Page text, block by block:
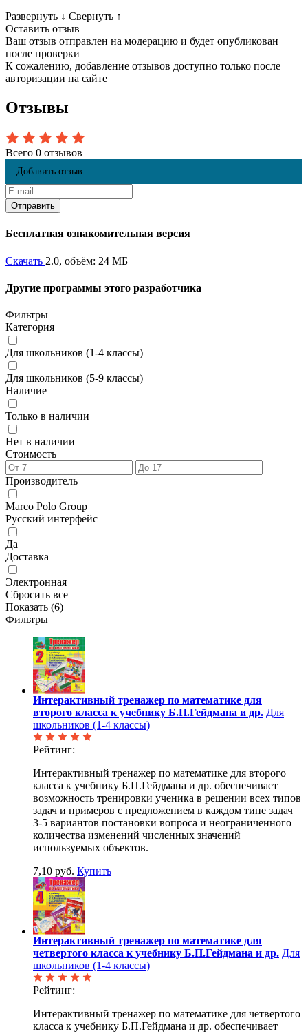
Развернуть ↓ Свернуть ↑
Оставить отзыв
Ваш отзыв отправлен на модерацию и будет опубликован
после проверки
К сожалению, добавление отзывов доступно только после
авторизации на сайте
Отзывы
Всего 0 отзывов
Добавить отзыв
Бесплатная ознакомительная версия
Скачать 2.0, объём: 24 МБ
Другие программы этого разработчика
Фильтры
Категория
Для школьников (1-4 классы)
Для школьников (5-9 классы)
Наличие
Только в наличии
Нет в наличии
Стоимость
Производитель
Marco Polo Group
Русский интерфейс
Да
Доставка
Электронная
Сбросить все
Показать (6)
Фильтры
Интерактивный тренажер по математике для
второго класса к учебнику Б.П.Гейдмана и др. Для
школьников (1-4 классы)
Рейтинг:
Интерактивный тренажер по математике для второго
класса к учебнику Б.П.Гейдмана и др. обеспечивает
возможность тренировки ученика в решении всех типов
задач и примеров с предложением в каждом типе задач
3-5 вариантов постановки вопроса и неограниченного
количества изменений численных значений
используемых объектов.
7,10 руб. Купить
Интерактивный тренажер по математике для
четвертого класса к учебнику Б.П.Гейдмана и др. Для
школьников (1-4 классы)
Рейтинг:
Интерактивный тренажер по математике для четвертого
класса к учебнику Б.П.Гейдмана и др. обеспечивает